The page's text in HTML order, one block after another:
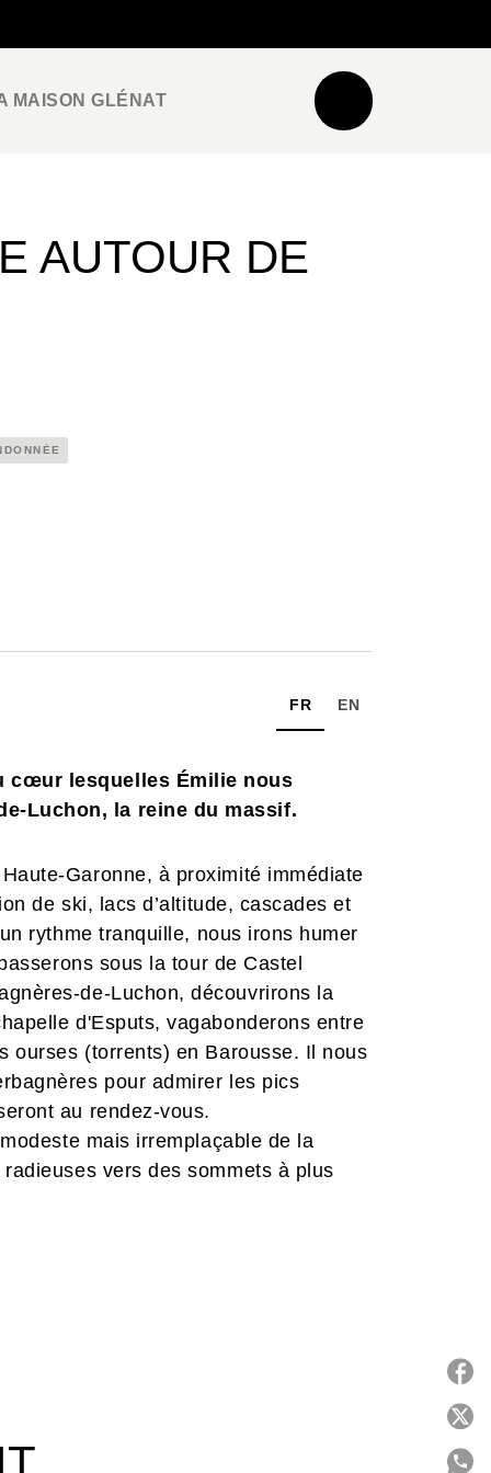
MAISON GLÉNAT
AUTOUR DE
FR EN
cœur lesquelles Émilie nous
Luchon, la reine du massif.
Garonne, à proximité immédiate
de ski, lacs d’altitude, cascades et
rythme tranquille, nous irons humer
sous la tour de Castel
de-Luchon, découvrirons la
d'Esputs, vagabonderons entre
ourses (torrents) en Barousse. Il nous
pour admirer les pics
au rendez-vous.
mais irremplaçable de la
vers des sommets à plus